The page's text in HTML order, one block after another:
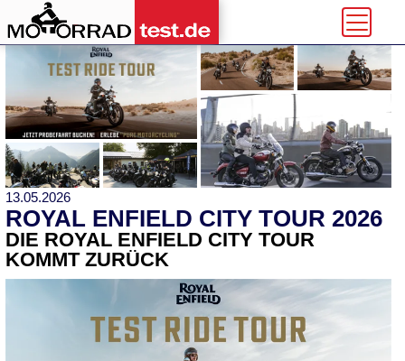
13.05.2026
ROYAL ENFIELD CITY TOUR 2026
DIE ROYAL ENFIELD CITY TOUR
KOMMT ZURÜCK